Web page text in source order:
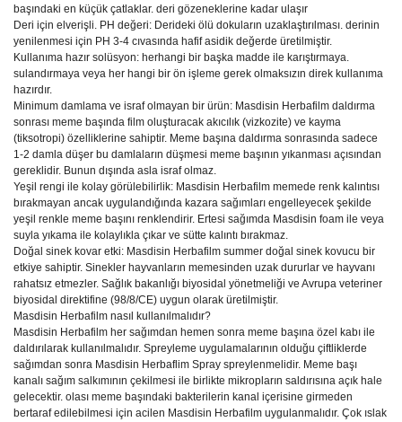
başındaki en küçük çatlaklar. deri gözeneklerine kadar ulaşır
Deri için elverişli. PH değeri: Derideki ölü dokuların uzaklaştırılması. derinin
yenilenmesi için PH 3-4 cıvasında hafif asidik değerde üretilmiştir.
Kullanıma hazır solüsyon: herhangi bir başka madde ile karıştırmaya.
sulandırmaya veya her hangi bir ön işleme gerek olmaksızın direk kullanıma
hazırdır.
Minimum damlama ve israf olmayan bir ürün: Masdisin Herbafilm daldırma
sonrası meme başında film oluşturacak akıcılık (vizkozite) ve kayma
(tiksotropi) özelliklerine sahiptir. Meme başına daldırma sonrasında sadece
1-2 damla düşer bu damlaların düşmesi meme başının yıkanması açısından
gereklidir. Bunun dışında asla israf olmaz.
Yeşil rengi ile kolay görülebilirlik: Masdisin Herbafilm memede renk kalıntısı
bırakmayan ancak uygulandığında kazara sağımları engelleyecek şekilde
yeşil renkle meme başını renklendirir. Ertesi sağımda Masdisin foam ile veya
suyla yıkama ile kolaylıkla çıkar ve sütte kalıntı bırakmaz.
Doğal sinek kovar etki: Masdisin Herbafilm summer doğal sinek kovucu bir
etkiye sahiptir. Sinekler hayvanların memesinden uzak dururlar ve hayvanı
rahatsız etmezler. Sağlık bakanlığı biyosidal yönetmeliği ve Avrupa veteriner
biyosidal direktifine (98/8/CE) uygun olarak üretilmiştir.
Masdisin Herbafilm nasıl kullanılmalıdır?
Masdisin Herbafilm her sağımdan hemen sonra meme başına özel kabı ile
daldırılarak kullanılmalıdır. Spreyleme uygulamalarının olduğu çiftliklerde
sağımdan sonra Masdisin Herbaflim Spray spreylenmelidir. Meme başı
kanalı sağım salkımının çekilmesi ile birlikte mikropların saldırısına açık hale
gelecektir. olası meme başındaki bakterilerin kanal içerisine girmeden
bertaraf edilebilmesi için acilen Masdisin Herbafilm uygulanmalıdır. Çok ıslak